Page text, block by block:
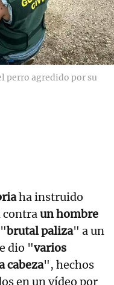
perro agredido por su
ha instruido
contraun hombre
brutal paliza" a un
dio "varios
cabeza", hechos
en un vídeo por